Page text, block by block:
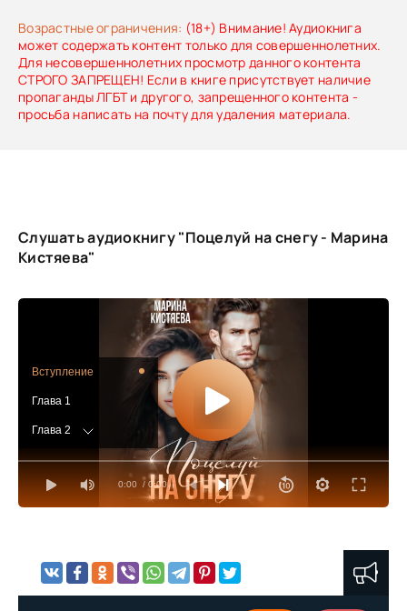
Возрастные ограничения: (18+) Внимание! Аудиокнига
может содержать контент только для совершеннолетних.
Для несовершеннолетних просмотр данного контента
СТРОГО ЗАПРЕЩЕН! Если в книге присутствует наличие
пропаганды ЛГБТ и другого, запрещенного контента -
просьба написать на почту для удаления материала.
Слушать аудиокнигу "Поцелуй на снегу - Марина
Кистяева"
0:00 / 0:00
Вступление
Глава 1
Глава 2
Глава 3
Глава 4
Глава 7